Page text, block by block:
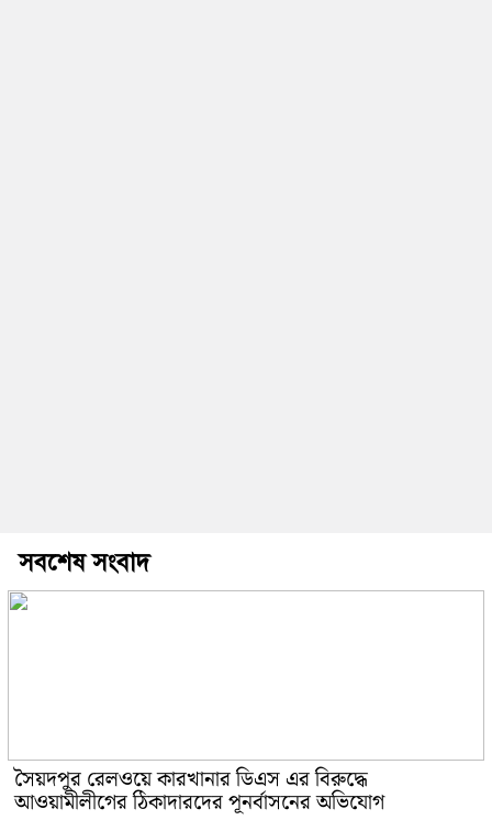
সবশেষ সংবাদ
সৈয়দপুর রেলওয়ে কারখানার ডিএস এর বিরুদ্ধে
আওয়ামীলীগের ঠিকাদারদের পূনর্বাসনের অভিযোগ